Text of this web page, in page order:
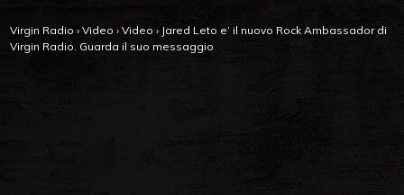
Virgin Radio › Video › Video › Jared Leto e’ il nuovo Rock Ambassador di
Virgin Radio. Guarda il suo messaggio